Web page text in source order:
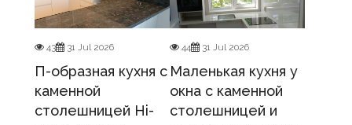
43 31 Jul 2026
П-образная кухня с
каменной
столешницей Hi-
44 31 Jul 2026
Маленькая кухня у
окна с каменной
столешницей и